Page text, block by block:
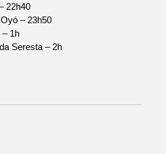
22h40
– 23h50
– 1h
Seresta – 2h